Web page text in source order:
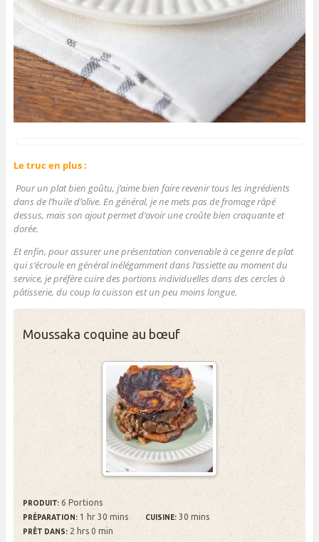
Le truc en plus :
Pour un plat bien goûtu, j’aime bien faire revenir tous les ingrédients
dans de l’huile d’olive. En général, je ne mets pas de fromage râpé
dessus, mais son ajout permet d’avoir une croûte bien craquante et
dorée.
Et enfin, pour assurer une présentation convenable à ce genre de plat
qui s’écroule en général inélégamment dans l’assiette au moment du
service, je préfère cuire des portions individuelles dans des cercles à
pâtisserie, du coup la cuisson est un peu moins longue.
Moussaka coquine au bœuf
PRODUIT: 6 Portions
PRÉPARATION: 1 hr 30 mins CUISINE: 30 mins
PRÊT DANS: 2 hrs 0 min